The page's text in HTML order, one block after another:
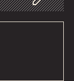
Customize